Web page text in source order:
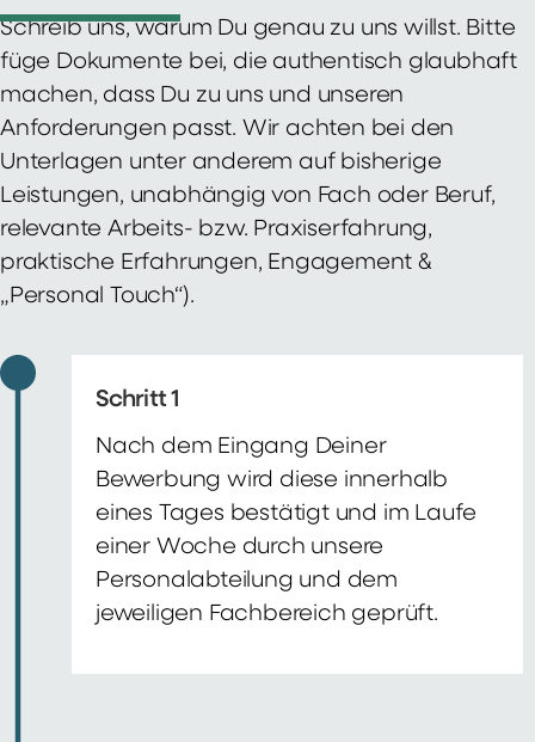
Schreib uns, warum Du genau zu uns willst. Bitte
füge Dokumente bei, die authentisch glaubhaft
machen, dass Du zu uns und unseren
Anforderungen passt. Wir achten bei den
Unterlagen unter anderem auf bisherige
Leistungen, unabhängig von Fach oder Beruf,
relevante Arbeits- bzw. Praxiserfahrung,
praktische Erfahrungen, Engagement &
„Personal Touch“).
Schritt 1
Nach dem Eingang Deiner
Bewerbung wird diese innerhalb
eines Tages bestätigt und im Laufe
einer Woche durch unsere
Personalabteilung und dem
jeweiligen Fachbereich geprüft.